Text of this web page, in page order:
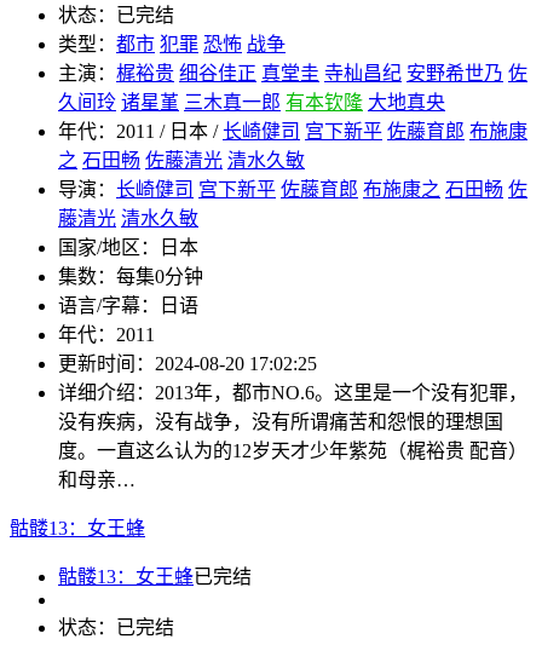
状态： 已完结
类型： 都市 犯罪 恐怖 战争
主演： 梶裕贵 细谷佳正 真堂圭 寺杣昌纪 安野希世乃 佐
久间玲 诸星堇 三木真一郎 有本钦隆 大地真央
年代： 2011 / 日本 /长崎健司 宫下新平 佐藤育郎 布施康
之 石田畅 佐藤清光 清水久敏
导演： 长崎健司 宫下新平 佐藤育郎 布施康之 石田畅 佐
藤清光 清水久敏
国家/地区：
日本
集数： 每集0分钟
语言/字幕：
日语
年代： 2011
更新时间： 2024-08-20 17:02:25
详细介绍： 2013年，都市NO.6。这里是一个没有犯罪，
没有疾病，没有战争，没有所谓痛苦和怨恨的理想国
度。一直这么认为的12岁天才少年紫苑（梶裕贵 配音）
和母亲…
骷髅13：女王蜂
骷髅13：女王蜂已完结
状态： 已完结